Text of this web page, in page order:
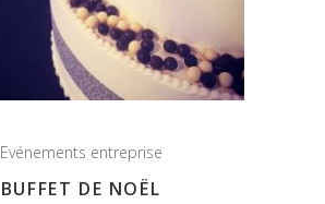
Evénements entreprise
BUFFET DE NOËL